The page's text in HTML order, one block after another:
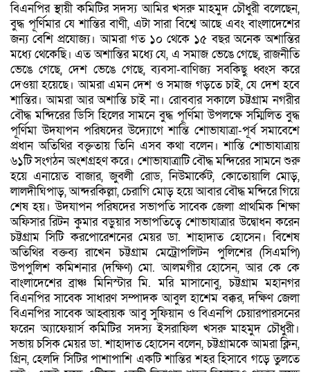
বিএনপির স্থায়ী কমিটির সদস্য আমির খসরু মাহমুদ চৌধুরী বলেছেন,
বুদ্ধ পূর্ণিমার যে শান্তির বাণী, এটা সারা বিশ্বে আছে এবং বাংলাদেশের
জন্য বেশি প্রযোজ্য। আমরা গত ১০ থেকে ১৫ বছর অনেক অশান্তির
মধ্যে থেকেছি। এত অশান্তির মধ্যে যে, এ সমাজ ভেঙে গেছে, রাজনীতি
ভেঙে গেছে, দেশ ভেঙে গেছে, ব্যবসা-বাণিজ্য সবকিছু ধ্বংস করে
দেওয়া হয়েছে। আমরা এমন দেশ ও সমাজ গড়তে চাই, যে দেশ হবে
শান্তির। আমরা আর অশান্তি চাই না। রোববার সকালে চট্টগ্রাম নগরীর
বৌদ্ধ মন্দিরের ডিসি হিলের সামনে বুদ্ধ পূর্ণিমা উপলক্ষে সম্মিলিত বুদ্ধ
পূর্ণিমা উদযাপন পরিষদের উদ্যোগে শান্তি শোভাযাত্রা-পূর্ব সমাবেশে
প্রধান অতিথির বক্তৃতায় তিনি এসব কথা বলেন। শান্তি শোভাযাত্রায়
৬১টি সংগঠন অংশগ্রহণ করে। শোভাযাত্রাটি বৌদ্ধ মন্দিরের সামনে শুরু
হয়ে এনায়েত বাজার, জুবলী রোড, নিউমার্কেট, কোতোয়ালি মোড়,
লালদীঘিপাড়, আন্দরকিল্লা, চেরাগি মোড় হয়ে আবার বৌদ্ধ মন্দিরে গিয়ে
শেষ হয়। উদযাপন পরিষদের সভাপতি সাবেক জেলা প্রাথমিক শিক্ষা
অফিসার রিটন কুমার বড়ুয়ার সভাপতিত্বে শোভাযাত্রার উদ্বোধন করেন
চট্টগ্রাম সিটি করপোরেশনের মেয়র ডা. শাহাদাত হোসেন। বিশেষ
অতিথির বক্তব্য রাখেন চট্টগ্রাম মেট্রোপলিটন পুলিশের (সিএমপি)
উপপুলিশ কমিশনার (দক্ষিণ) মো. আলমগীর হোসেন, আর কে কে
বাংলাদেশের ব্রাঞ্চ মিনিস্টার মি. মরি মাসানোবু, চট্টগ্রাম মহানগর
বিএনপির সাবেক সাধারণ সম্পাদক আবুল হাশেম বক্কর, দক্ষিণ জেলা
বিএনপির সাবেক আহ্বায়ক আবু সুফিয়ান ও বিএনপি চেয়ারপারসনের
ফরেন অ্যাফেয়ার্স কমিটির সদস্য ইসরাফিল খসরু মাহমুদ চৌধুরী।
সভায় চসিক মেয়র ডা. শাহাদাত হোসেন বলেন, চট্টগ্রামকে আমরা ক্লিন,
গ্রিন, হেলদি সিটির পাশাপাশি একটি শান্তির শহর হিসাবে গড়ে তুলতে